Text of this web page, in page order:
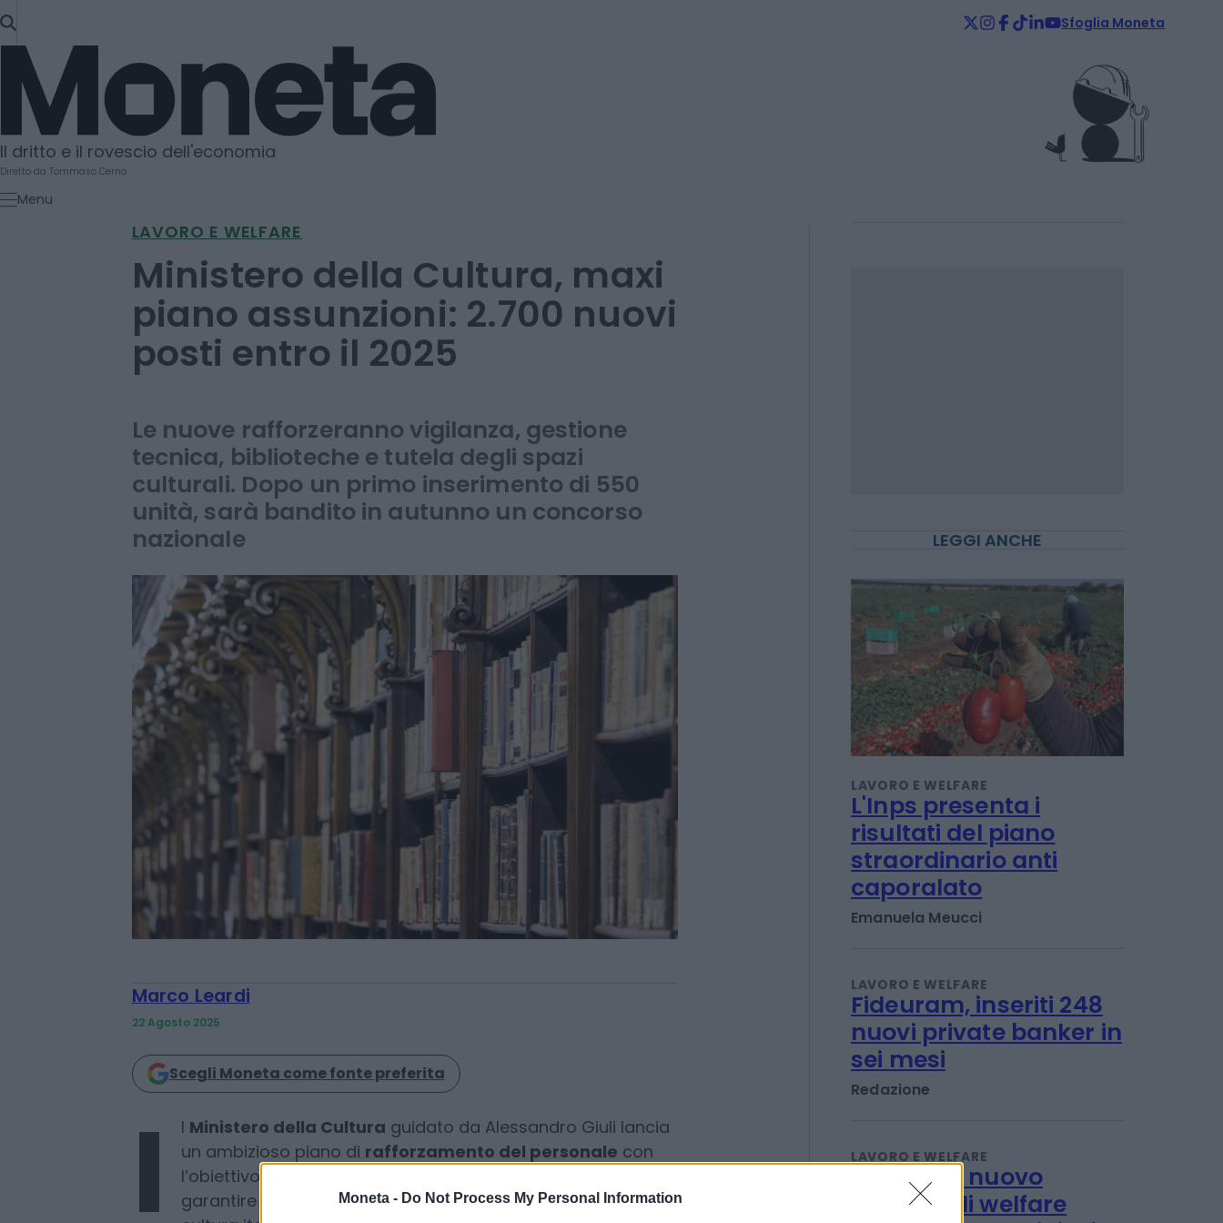
Moneta - Do Not Process My Personal Information
SKIP
TO
CONTENT
Sfoglia Moneta
Moneta
Il dritto e il rovescio dell'economia
Diretto da Tommaso Cerno
Menu
LAVORO E WELFARE
Ministero della Cultura, maxi
posti entro il 2025
Le nuove rafforzeranno vigilanza, gestione
tecnica, biblioteche e tutela degli spazi
culturali. Dopo un primo inserimento di 550
unità, sarà bandito in autunno un concorso
nazionale
Marco Leardi
Scegli Moneta come fonte preferita
lMinistero della Culturaguidato da Alessandro Giuli lancia
LEGGI ANCHE
LAVORO E WELFARE
L'Inps presenta i
risultati del piano
Emanuela Meucci
LAVORO E WELFARE
Fideuram, inseriti 248
Redazione